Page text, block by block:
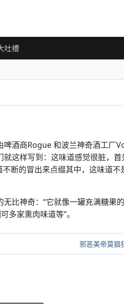
吐槽
啤酒商Rogue 和波兰神奇酒工
这样写到：这味道感觉很脏，
断的冒出来点缀其中，这味道不
比神奇：“它就像一罐充满糖果
多家熏肉味道等”。
邪恶美帝莫猖